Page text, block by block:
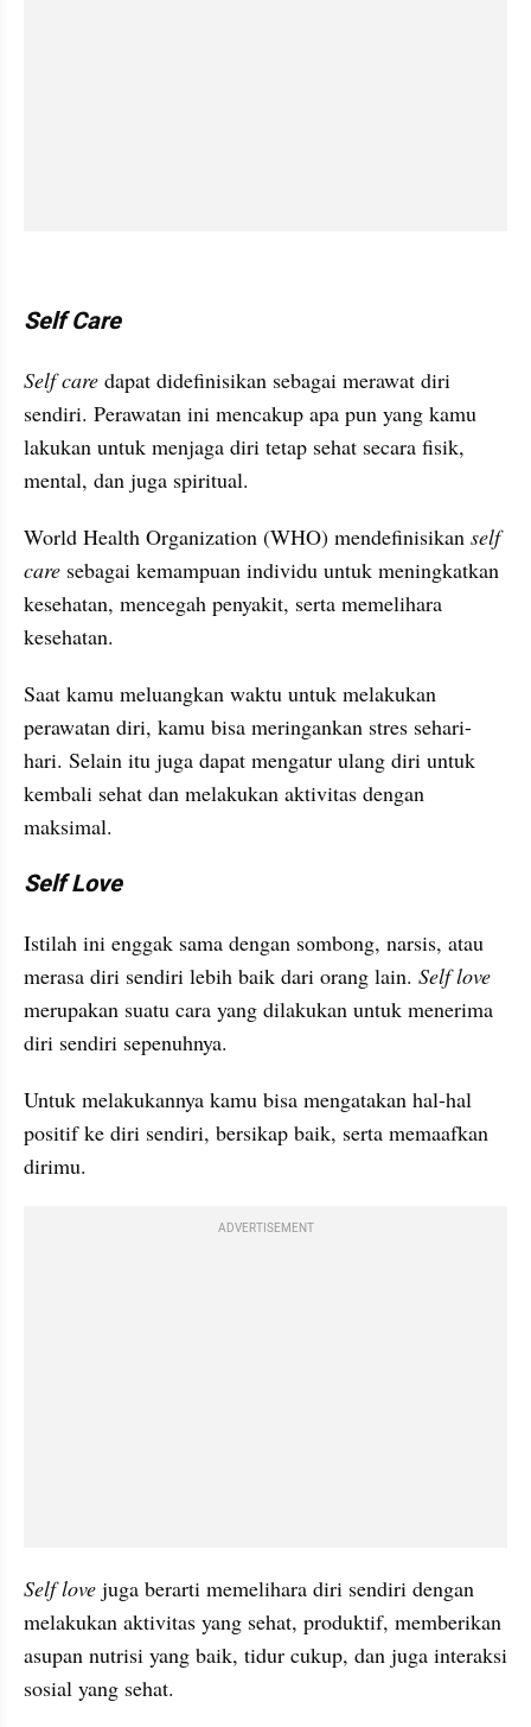
Self Care
Self care dapat didefinisikan sebagai merawat diri
sendiri. Perawatan ini mencakup apa pun yang kamu
lakukan untuk menjaga diri tetap sehat secara fisik,
mental, dan juga spiritual.
World Health Organization (WHO) mendefinisikan self
care sebagai kemampuan individu untuk meningkatkan
kesehatan, mencegah penyakit, serta memelihara
kesehatan.
Saat kamu meluangkan waktu untuk melakukan
perawatan diri, kamu bisa meringankan stres sehari-
hari. Selain itu juga dapat mengatur ulang diri untuk
kembali sehat dan melakukan aktivitas dengan
maksimal.
Self Love
Istilah ini enggak sama dengan sombong, narsis, atau
merasa diri sendiri lebih baik dari orang lain. Self love
merupakan suatu cara yang dilakukan untuk menerima
diri sendiri sepenuhnya.
Untuk melakukannya kamu bisa mengatakan hal-hal
positif ke diri sendiri, bersikap baik, serta memaafkan
dirimu.
ADVERTISEMENT
Self love juga berarti memelihara diri sendiri dengan
melakukan aktivitas yang sehat, produktif, memberikan
asupan nutrisi yang baik, tidur cukup, dan juga interaksi
sosial yang sehat.